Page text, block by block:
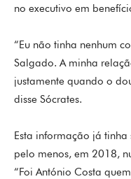
no executivo em
“Eu não tinha nenhum
Salgado. A minha
justamente quando o
disse Sócrates.
Esta informação já
pelo menos, em 2018,
“Foi António Costa